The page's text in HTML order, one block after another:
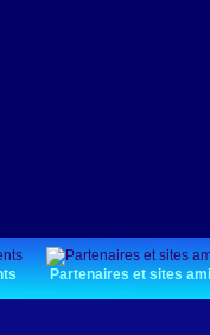
Partenaires et sites